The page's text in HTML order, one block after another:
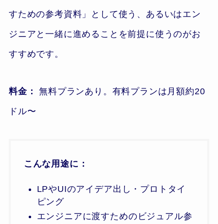
すための参考資料」として使う、あるいはエン
ジニアと一緒に進めることを前提に使うのがお
すすめです。
料金： 無料プランあり。有料プランは月額約20
ドル〜
こんな用途に：
LPやUIのアイデア出し・プロトタイ
ピング
エンジニアに渡すためのビジュアル参